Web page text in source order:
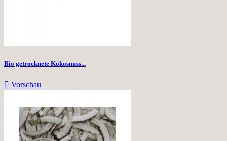
Bio getrocknete Kokosnuss...
 Vorschau